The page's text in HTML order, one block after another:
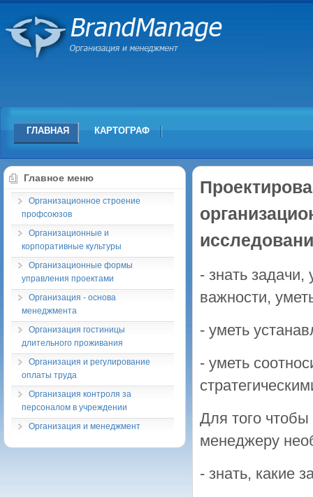
ГЛАВНАЯ КАРТОГРАФ
- знать задачи,
важности,
- уметь
- уметь
Для того
менеджеру
- знать, какие
Главное меню
Организационное строение
профсоюзов
Организационные и
корпоративные культуры
Организационные формы
управления проектами
Организация - основа
менеджмента
Организация гостиницы
длительного проживания
Организация и регулирование
оплаты труда
Организация контроля за
персоналом в учреждении
Организация и менеджмент